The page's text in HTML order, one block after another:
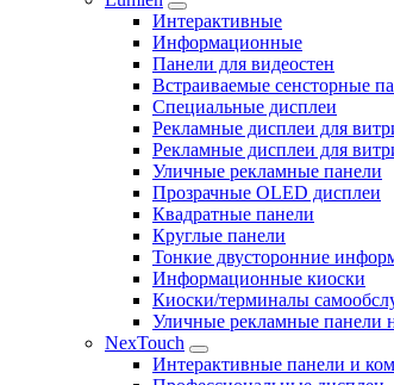
Интерактивные
Информационные
Панели для видеостен
Встраиваемые сенсторные
Специальные дисплеи
Рекламные дисплеи для
Рекламные дисплеи для
Уличные рекламные панели
Прозрачные OLED дисплеи
Квадратные панели
Круглые панели
Тонкие двусторонние
Информационные киоски
Киоски/терминалы
Уличные рекламные панели
NexTouch
Интерактивные панели и